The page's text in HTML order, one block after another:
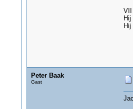
VII
Peter Baak
Gast